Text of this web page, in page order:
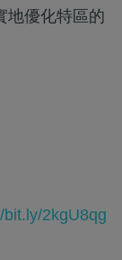
地優化特區的
bit.ly/2kgU8qg